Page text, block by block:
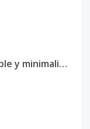
Proyecto de Apartamento accesible y minimalista en el centro de la ciudad, Bella Vista